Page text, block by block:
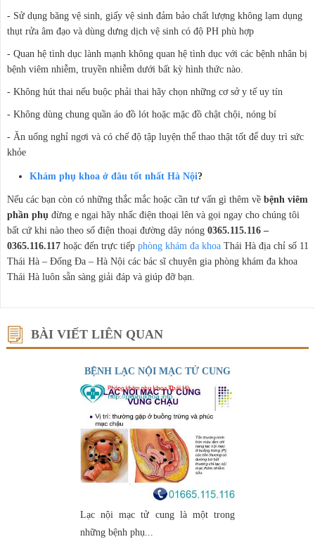
- Sử dụng băng vệ sinh, giấy vệ sinh đảm bảo chất lượng không lạm dụng
thụt rửa âm đạo và dùng dưng dịch vệ sinh có độ PH phù hợp
- Quan hệ tình dục lành mạnh không quan hệ tình dục với các bệnh nhân bị
bệnh viêm nhiễm, truyền nhiễm dưới bất kỳ hình thức nào.
- Không hút thai nếu buộc phải thai hãy chọn những cơ sở y tế uy tín
- Không dùng chung quần áo đồ lót hoặc mặc đồ chật chội, nóng bí
- Ăn uống nghỉ ngơi và có chế độ tập luyện thể thao thật tốt để duy trì sức
khỏe
Khám phụ khoa ở đâu tốt nhất Hà Nội?
Nếu các bạn còn có những thắc mắc hoặc cần tư vấn gì thêm về bệnh viêm
phần phụđừng e ngại hãy nhấc điện thoại lên và gọi ngay cho chúng tôi
bất cứ khi nào theo số điện thoại đường dây nóng 0365.115.116 –
0365.116.117hoặc đến trực tiếp phòng khám đa khoaThái Hà địa chỉ số 11
Thái Hà – Đống Đa – Hà Nội các bác sĩ chuyên gia phòng khám đa khoa
Thái Hà luôn sẵn sàng giải đáp và giúp đỡ bạn.
BÀI VIẾT LIÊN QUAN
BỆNH LẠC NỘI MẠC TỬ CUNG
Lạc nội mạc tử cung là một trong
những bệnh phụ...